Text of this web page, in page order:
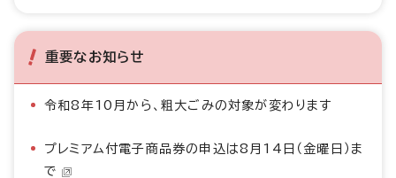
重要なお知らせ
令和8年10月から、粗大ごみの対象が変わります
プレミアム付電子商品券の申込は8月14日（金曜日）ま
で